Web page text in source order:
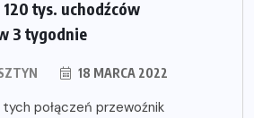
tys. uchodźców
3 tygodnie
18 MARCA 2022
połączeń przewoźnik